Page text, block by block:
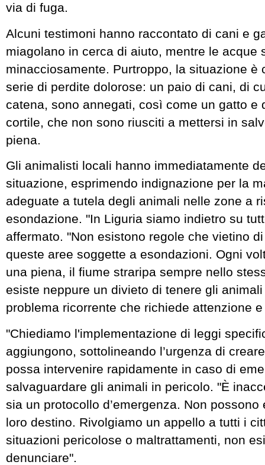
via di fuga.
Alcuni testimoni hanno raccontato di cani e
miagolano in cerca di aiuto, mentre le acque
minacciosamente. Purtroppo, la situazione è
serie di perdite dolorose: un paio di cani, di
catena, sono annegati, così come un gatto e
cortile, che non sono riusciti a mettersi in
piena.
Gli animalisti locali hanno immediatamente
situazione, esprimendo indignazione per la
adeguate a tutela degli animali nelle zone a
esondazione. "In Liguria siamo indietro su
affermato. "Non esistono regole che vietino
queste aree soggette a esondazioni. Ogni
una piena, il fiume straripa sempre nello
esiste neppure un divieto di tenere gli
problema ricorrente che richiede attenzione
"Chiediamo l'implementazione di leggi
aggiungono, sottolineando l’urgenza di
possa intervenire rapidamente in caso di
salvaguardare gli animali in pericolo. "È
sia un protocollo d’emergenza. Non
loro destino. Rivolgiamo un appello a tutti i
situazioni pericolose o maltrattamenti, non
denunciare".